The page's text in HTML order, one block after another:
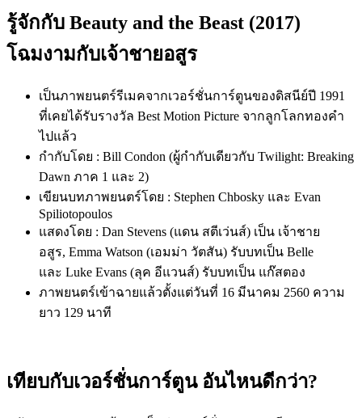
รู้จักกับ Beauty and the Beast (2017)
โฉมงามกับเจ้าชายอสูร
เป็นภาพยนตร์รีเมคจากเวอร์ชั่นการ์ตูนของดิสนีย์ปี 1991
ที่เคยได้รับรางวัล Best Motion Picture จากลูกโลกทองคำ
ไปแล้ว
กำกับโดย : Bill Condon (ผู้กำกับเดียวกับ Twilight: Breaking
Dawn ภาค 1 และ 2)
เขียนบทภาพยนตร์โดย : Stephen Chbosky และ Evan
Spiliotopoulos
แสดงโดย : Dan Stevens (แดน สตีเว่นส์) เป็น เจ้าชาย
อสูร, Emma Watson (เอมม่า วัตสัน) รับบทเป็น Belle
และ Luke Evans (ลุค อีแวนส์) รับบทเป็น แก๊สตอง
ภาพยนตร์เข้าฉายแล้วตั้งแต่วันที่ 16 มีนาคม 2560 ความ
ยาว 129 นาที
เทียบกับเวอร์ชั่นการ์ตูน อันไหนดีกว่า?